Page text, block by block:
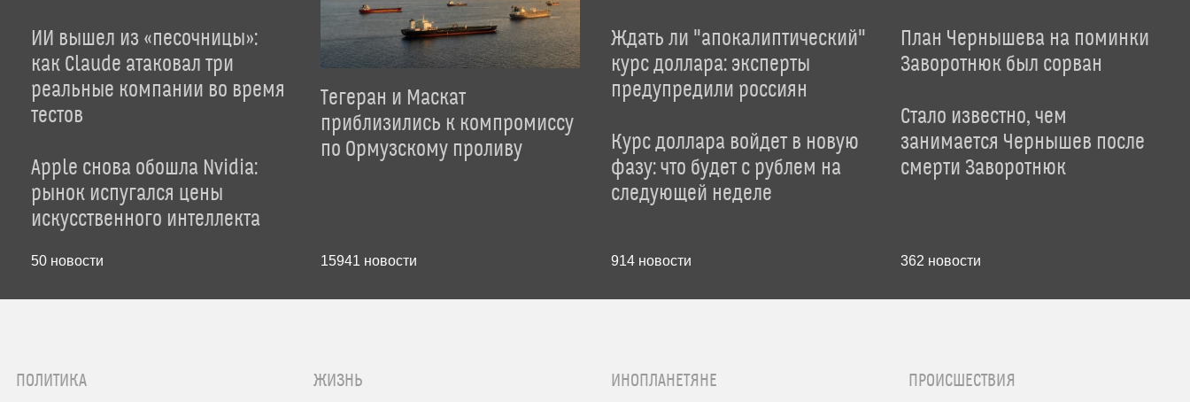
ИИ вышел из «песочницы»:
как Claude атаковал три
реальные компании во время
тестов
Apple снова обошла Nvidia:
рынок испугался цены
искусственного интеллекта
50 новости
Тегеран и Маскат
приблизились к компромиссу
по Ормузскому проливу
15941 новости
Ждать ли "апокалиптический"
курс доллара: эксперты
предупредили россиян
Курс доллара войдет в новую
фазу: что будет с рублем на
следующей неделе
914новости
План Чернышева на поминки
Заворотнюк был сорван
Стало известно, чем
занимается Чернышев после
смерти Заворотнюк
362 новости
ПОЛИТИКА ЖИЗНЬ ИНОПЛАНЕТЯНЕ ПРОИСШЕСТВИЯ